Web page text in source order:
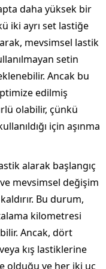
daha yüksek bir
iki ayrı set lastiğe
mevsimsel lastik
setin
Ancak bu
edilmiş
olabilir, çünkü
için aşınma
alarak başlangıç
mevsimsel değişim
Bu durum,
kilometresi
Ancak, dört
kış lastiklerine
olduğu ve her iki uç